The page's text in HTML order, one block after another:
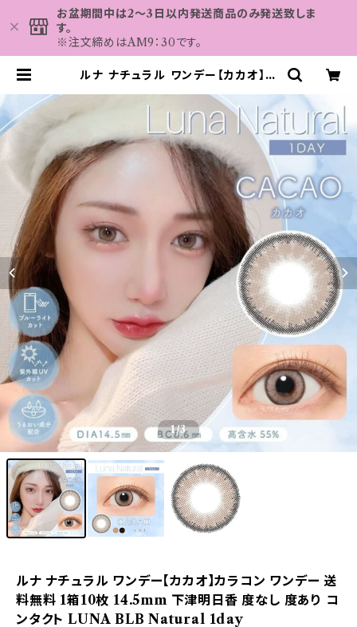
お盆期間中は2～3日以内発送商品のみ発送致しま
す。
※注文締めはAM9：30です。
ルナ ナチュラル ワンデー【カカオ】カ
4.5mm 下津明日香 度なし 度あり
コンタクト LUNA BLB Natural
1day | カラコン MAHALO
1/3
ルナ ナチュラル ワンデー【カカオ】カラコン ワンデー 送
料無料 1箱10枚 14.5mm 下津明日香 度なし 度あり コ
ンタクト LUNA BLB Natural 1day